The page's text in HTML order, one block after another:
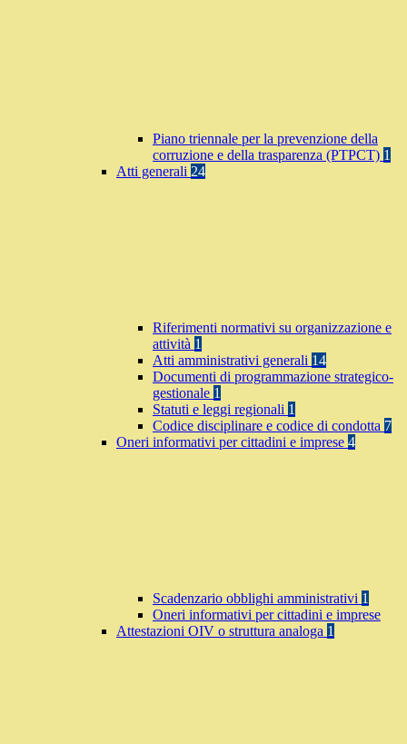
Piano triennale per la prevenzione della
corruzione e della trasparenza (PTPCT) 1
Atti generali 24
Riferimenti normativi su organizzazione e
attività 1
Atti amministrativi generali 14
Documenti di programmazione strategico-
gestionale 1
Statuti e leggi regionali 1
Codice disciplinare e codice di condotta 7
Oneri informativi per cittadini e imprese 4
Scadenzario obblighi amministrativi 1
Oneri informativi per cittadini e imprese
Attestazioni OIV o struttura analoga 1